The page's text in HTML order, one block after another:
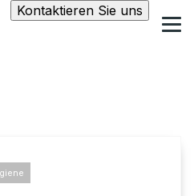
Kontaktieren Sie uns